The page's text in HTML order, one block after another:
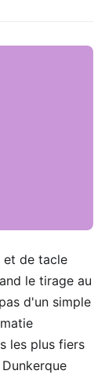
et de tacle
le tirage au
d'un simple
les plus fiers